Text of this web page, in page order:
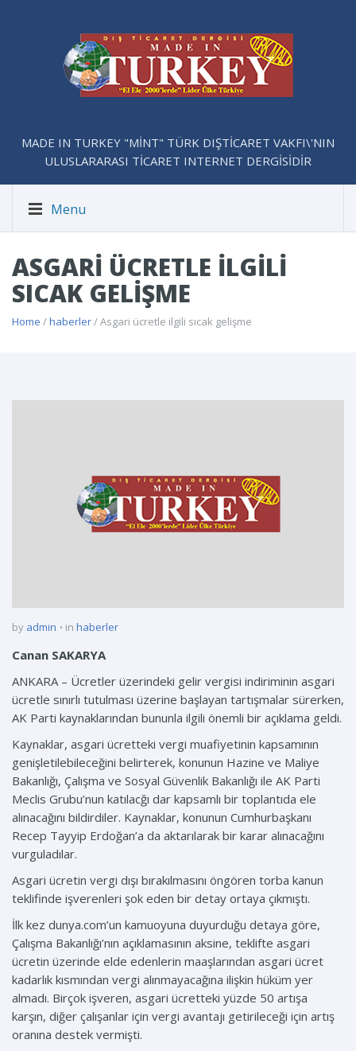
MADE IN TURKEY "MİNT" TÜRK DIŞTİCARET VAKFI\'NIN
ULUSLARARASI TİCARET INTERNET DERGİSİDİR
Menu
ASGARI ÜCRETLE ILGILI
SICAK GELIŞME
Home /haberler/ Asgari ücretle ilgili sıcak gelişme
by admin in haberler
Canan SAKARYA
ANKARA – Ücretler üzerindeki gelir vergisi indiriminin asgari
ücretle sınırlı tutulması üzerine başlayan tartışmalar sürerken,
AK Parti kaynaklarından bununla ilgili önemli bir açıklama geldi.
Kaynaklar, asgari ücretteki vergi muafiyetinin kapsamının
genişletilebileceğini belirterek, konunun Hazine ve Maliye
Bakanlığı, Çalışma ve Sosyal Güvenlik Bakanlığı ile AK Parti
Meclis Grubu’nun katılacğı dar kapsamlı bir toplantıda ele
alınacağını bildirdiler. Kaynaklar, konunun Cumhurbaşkanı
Recep Tayyip Erdoğan’a da aktarılarak bir karar alınacağını
vurguladılar.
Asgari ücretin vergi dışı bırakılmasını öngören torba kanun
teklifinde işverenleri şok eden bir detay ortaya çıkmıştı.
İlk kez dunya.com’un kamuoyuna duyurduğu detaya göre,
Çalışma Bakanlığı’nın açıklamasının aksine, teklifte asgari
ücretin üzerinde elde edenlerin maaşlarından asgari ücret
kadarlık kısmından vergi alınmayacağına ilişkin hüküm yer
almadı. Birçok işveren, asgari ücretteki yüzde 50 artışa
karşın, diğer çalışanlar için vergi avantajı getirileceği için artış
oranına destek vermişti.